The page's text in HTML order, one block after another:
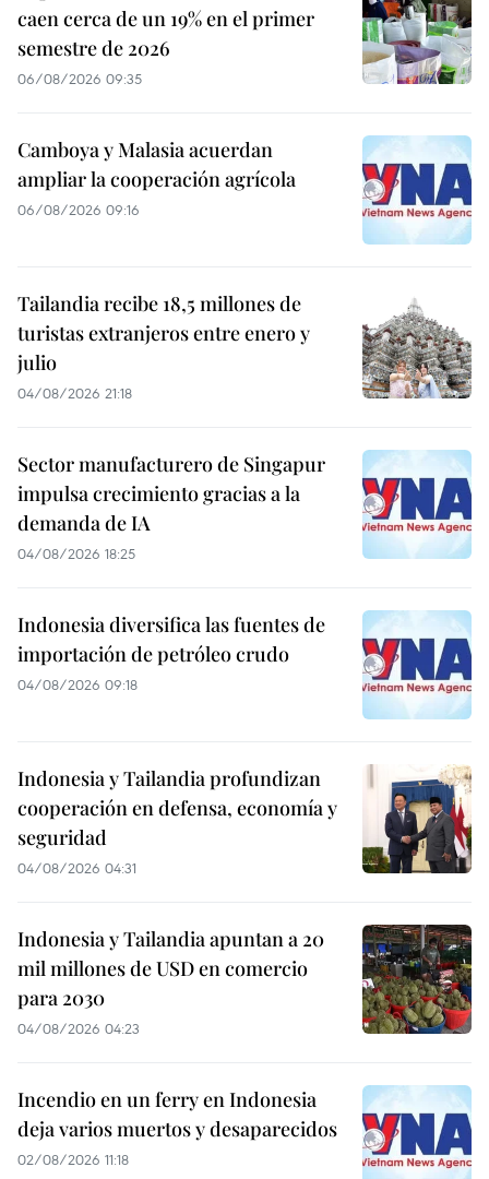
caen cerca de un 19% en el primer
semestre de 2026
06/08/2026 09:35
Camboya y Malasia acuerdan
ampliar la cooperación agrícola
06/08/2026 09:16
Tailandia recibe 18,5 millones de
turistas extranjeros entre enero y
julio
04/08/2026 21:18
Sector manufacturero de Singapur
impulsa crecimiento gracias a la
demanda de IA
04/08/2026 18:25
Indonesia diversifica las fuentes de
importación de petróleo crudo
04/08/2026 09:18
Indonesia y Tailandia profundizan
cooperación en defensa, economía y
seguridad
04/08/2026 04:31
Indonesia y Tailandia apuntan a 20
mil millones de USD en comercio
para 2030
04/08/2026 04:23
Incendio en un ferry en Indonesia
deja varios muertos y desaparecidos
02/08/2026 11:18